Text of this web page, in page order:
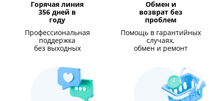
Горячая линия
356 дней в
году
Профессиональная
поддержка
без выходных
Обмен и
возврат без
проблем
Помощь в гарантийных
случаях,
обмен и ремонт